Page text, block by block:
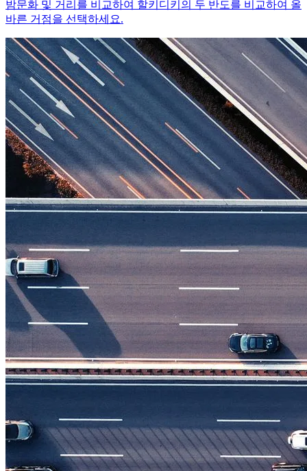
밤문화 및 거리를 비교하여 할키디키의 두 반도를 비교하여 올
바른 거점을 선택하세요.